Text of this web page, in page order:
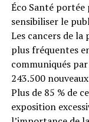
Éco Santé
sensibiliser le
Les cancers de
plus fréquentes
communiqués
243.500
Plus de 85 % de
exposition